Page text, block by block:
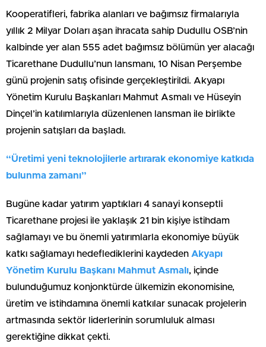
Kooperatifleri, fabrika alanları ve bağımsız firmalarıyla
yıllık 2 Milyar Doları aşan ihracata sahip Dudullu OSB’nin
kalbinde yer alan 555 adet bağımsız bölümün yer alacağı
Ticarethane Dudullu’nun lansmanı, 10 Nisan Perşembe
günü projenin satış ofisinde gerçekleştirildi. Akyapı
Yönetim Kurulu Başkanları Mahmut Asmalı ve Hüseyin
Dinçel’in katılımlarıyla düzenlenen lansman ile birlikte
projenin satışları da başladı.
“Üretimi yeni teknolojilerle artırarak ekonomiye katkıda
bulunma zamanı”
Bugüne kadar yatırım yaptıkları 4 sanayi konseptli
Ticarethane projesi ile yaklaşık 21 bin kişiye istihdam
sağlamayı ve bu önemli yatırımlarla ekonomiye büyük
katkı sağlamayı hedeflediklerini kaydeden Akyapı
Yönetim Kurulu Başkanı Mahmut Asmalı, içinde
bulunduğumuz konjonktürde ülkemizin ekonomisine,
üretim ve istihdamına önemli katkılar sunacak projelerin
artmasında sektör liderlerinin sorumluluk alması
gerektiğine dikkat çekti.